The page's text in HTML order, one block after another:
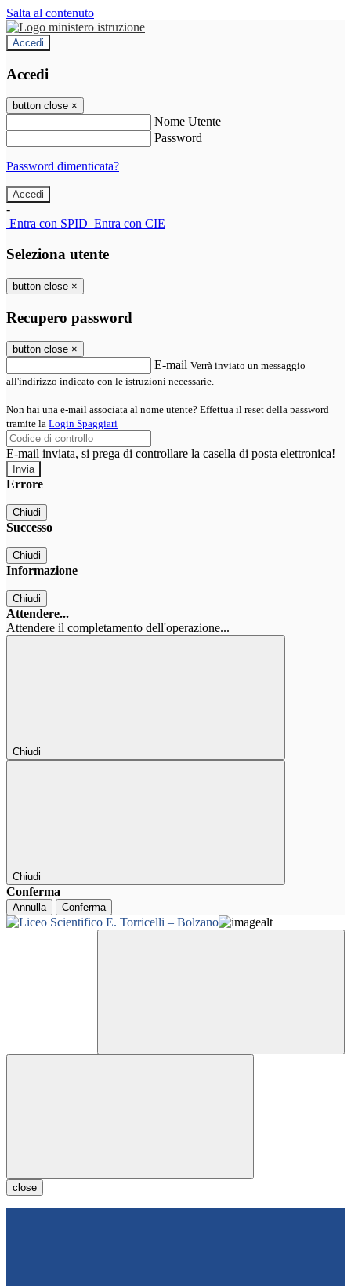
Salta al contenuto
Accedi
Accedi
button close ×
Nome Utente
Password
Password dimenticata?
-
Entra con SPID Entra con CIE
Seleziona utente
button close ×
Recupero password
button close ×
E-mail Verrà inviato un messaggio
all'indirizzo indicato con le istruzioni necessarie.
Non hai una e-mail associata al nome utente? Effettua il reset della password
tramite la Login Spaggiari
E-mail inviata, si prega di controllare la casella di posta elettronica!
Errore
Chiudi
Successo
Chiudi
Informazione
Chiudi
Attendere...
Attendere il completamento dell'operazione...
Chiudi
Chiudi
Conferma
Annulla Conferma
close